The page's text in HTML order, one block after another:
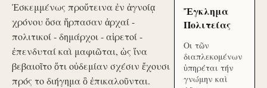
Ἐσκεμμένως προὔτεινα ἐν ἀγνοίᾳ
χρόνου ὅσα ἥρπασαν ἀρχαί -
πολιτικοί - δημάρχοι - αἱρετοί -
ἐπενδυταί καὶ μαφιῶται, ὡς ἵνα
βεβαιοῖτο ὅτι οὐδεμίαν σχέσιν ἔχουσι
πρός το διήγημα ὃ ἐπικαλοῦνται.
Ἔγκλημα
Πολιτείας
Οι τῶν
διαπλεκομένων
ὑπηρέται τήν
γνώμην καὶ